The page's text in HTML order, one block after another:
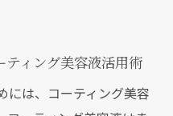
ティング美容液活用術
には、コーティング美容